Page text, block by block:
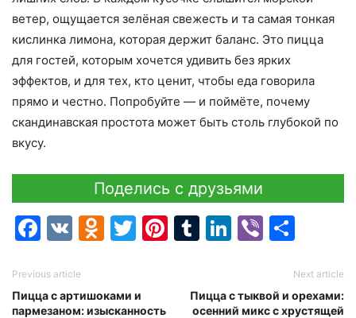
ветер, ощущается зелёная свежесть и та самая тонкая
кислинка лимона, которая держит баланс. Это пицца
для гостей, которым хочется удивить без ярких
эффектов, и для тех, кто ценит, чтобы еда говорила
прямо и честно. Попробуйте — и поймёте, почему
скандинавская простота может быть столь глубокой по
вкусу.
Поделись с друзьями
Facebook
VK Odnoklassniki
Twitter
Pinterest
Tumblr
LinkedIn
Viber
Previous article
Пицца с артишоками и
пармезаном: изысканность
Next article
Пицца с тыквой и орехами:
осенний микс с хрустящей